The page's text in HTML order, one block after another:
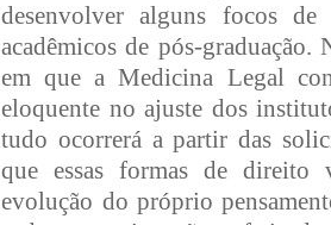
desenvolver alguns focos de
acadêmicos de pós-
em que a Medicina Legal
eloquente no ajuste dos
tudo ocorrerá a partir das
que essas formas de direito
evolução do próprio